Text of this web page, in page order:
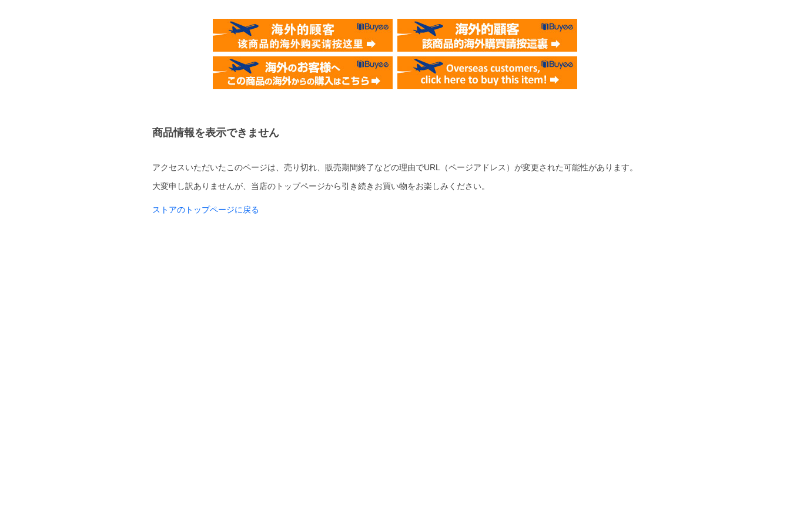
商品情報を表示できません
アクセスいただいたこのページは、売り切れ、販売期間終了などの理由でURL（ページアドレス）が変更された可能性があります。
大変申し訳ありませんが、当店のトップページから引き続きお買い物をお楽しみください。
ストアのトップページに戻る